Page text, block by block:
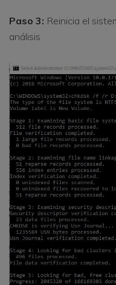
Paso 3: Reinicia el
análisis